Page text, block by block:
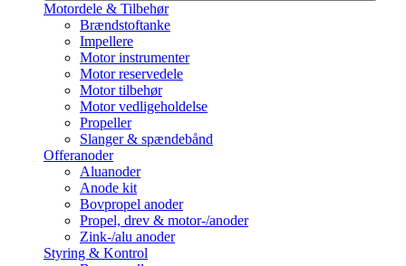
Motordele & Tilbehør
Brændstoftanke
Impellere
Motor instrumenter
Motor reservedele
Motor tilbehør
Motor vedligeholdelse
Propeller
Slanger & spændebånd
Offeranoder
Aluanoder
Anode kit
Bovpropel anoder
Propel, drev & motor-/anoder
Zink-/alu anoder
Styring & Kontrol